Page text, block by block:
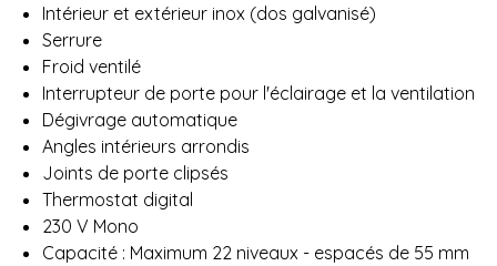
Intérieur et extérieur inox (dos galvanisé)
Serrure
Froid ventilé
Interrupteur de porte pour l'éclairage et la ventilation
Dégivrage automatique
Angles intérieurs arrondis
Joints de porte clipsés
Thermostat digital
230 V Mono
Capacité : Maximum 22 niveaux - espacés de 55 mm